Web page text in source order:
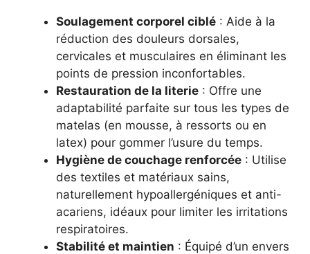
Soulagement corporel ciblé : Aide à la
réduction des douleurs dorsales,
cervicales et musculaires en éliminant les
points de pression inconfortables.
Restauration de la literie : Offre une
adaptabilité parfaite sur tous les types de
matelas (en mousse, à ressorts ou en
latex) pour gommer l’usure du temps.
Hygiène de couchage renforcée : Utilise
des textiles et matériaux sains,
naturellement hypoallergéniques et anti-
acariens, idéaux pour limiter les irritations
respiratoires.
Stabilité et maintien : Équipé d’un envers